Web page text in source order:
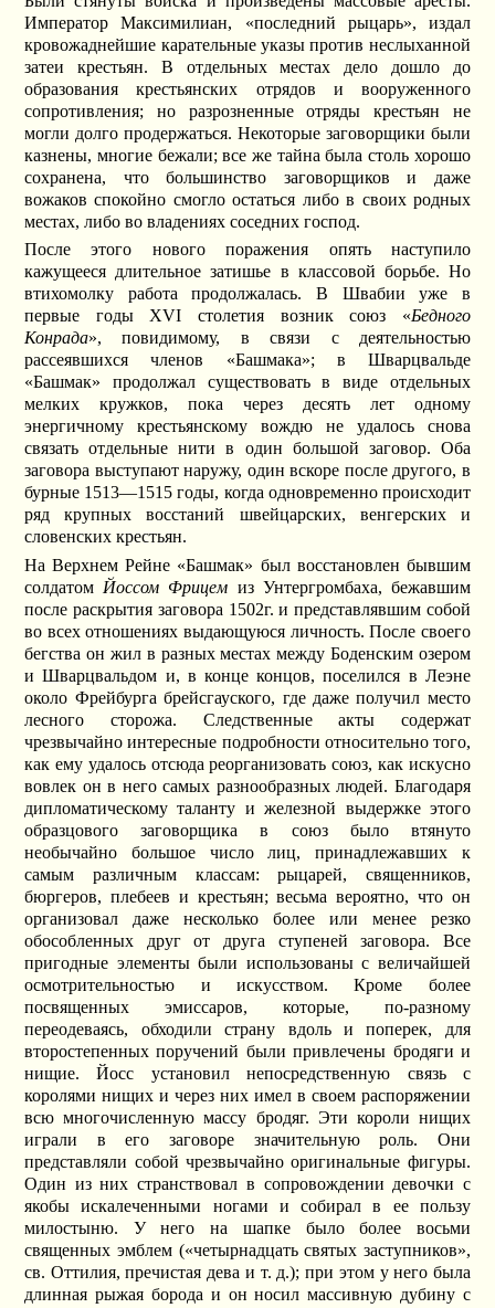
Император Максимилиан, «последний рыцарь», издал
кровожаднейшие карательные указы против неслыханной
затеи крестьян. В отдельных местах дело дошло до
образования крестьянских отрядов и вооруженного
сопротивления; но разрозненные отряды крестьян не
могли долго продержаться. Некоторые заговорщики были
казнены, многие бежали; все же тайна была столь хорошо
сохранена, что большинство заговорщиков и даже
вожаков спокойно смогло остаться либо в своих родных
местах, либо во владениях соседних господ.
После этого нового поражения опять наступило
кажущееся длительное затишье в классовой борьбе. Но
втихомолку работа продолжалась. В Швабии уже в
первые годы XVI столетия возник союз «Бедного
Конрада», повидимому, в связи с деятельностью
рассеявшихся членов «Башмака»; в Шварцвальде
«Башмак» продолжал существовать в виде отдельных
мелких кружков, пока через десять лет одному
энергичному крестьянскому вождю не удалось снова
связать отдельные нити в один большой заговор. Оба
заговора выступают наружу, один вскоре после другого, в
бурные 1513—1515 годы, когда одновременно происходит
ряд крупных восстаний швейцарских, венгерских и
словенских крестьян.
На Верхнем Рейне «Башмак» был восстановлен бывшим
солдатом Йоссом Фрицем из Унтергромбаха, бежавшим
после раскрытия заговора 1502г. и представлявшим собой
во всех отношениях выдающуюся личность. После своего
бегства он жил в разных местах между Боденским озером
и Шварцвальдом и, в конце концов, поселился в Леэне
около Фрейбурга брейсгауского, где даже получил место
лесного сторожа. Следственные акты содержат
чрезвычайно интересные подробности относительно того,
как ему удалось отсюда реорганизовать союз, как искусно
вовлек он в него самых разнообразных людей. Благодаря
дипломатическому таланту и железной выдержке этого
образцового заговорщика в союз было втянуто
необычайно большое число лиц, принадлежавших к
самым различным классам: рыцарей, священников,
бюргеров, пле­беев и крестьян; весьма вероятно, что он
организовал даже несколько более или менее резко
обособленных друг от друга ступеней заговора. Все
пригодные элементы были использованы с величайшей
осмотрительностью и искусством. Кроме более
посвященных эмиссаров, которые, по-разному
переодеваясь, обходили страну вдоль и поперек, для
второстепенных поручений были привлечены бродяги и
нищие. Йосс установил непосредственную связь с
королями нищих и через них имел в своем распоряжении
всю многочисленную массу бродяг. Эти короли нищих
играли в его заговоре значительную роль. Они
представляли собой чрезвычайно оригинальные фигуры.
Один из них странствовал в сопровождении девочки с
якобы искалеченными ногами и собирал в ее пользу
милостыню. У него на шапке было более восьми
священных эмблем («четырнадцать святых заступников»,
св. Оттилия, пречистая дева и т. д.); при этом у него была
длинная рыжая борода и он носил массивную дубину с